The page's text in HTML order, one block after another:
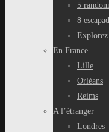
5
8
Explorez
En France
Lille
Orléans
Reims
A l’étranger
Londres